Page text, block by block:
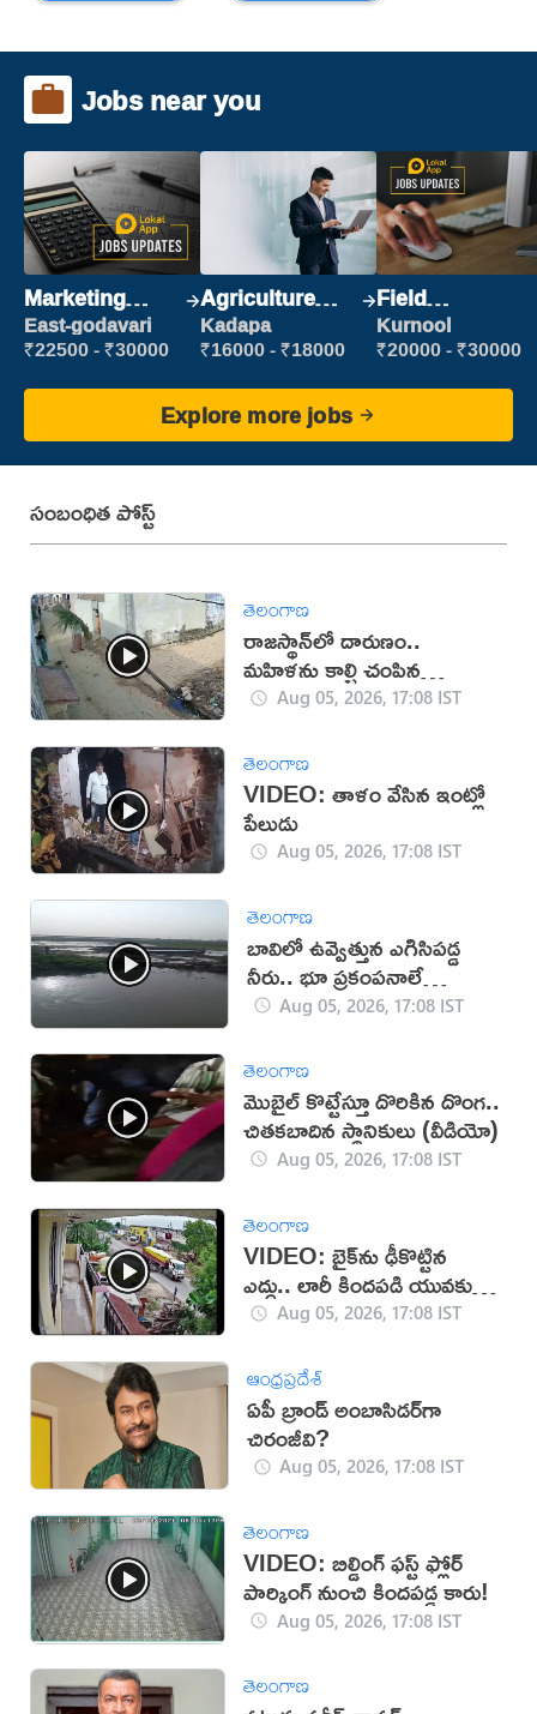
Jobs near you
Marketing
Executive
East-godavari
₹22500 - ₹30000
Agriculture
Labour
Kadapa
₹16000 - ₹18000
Field
Marketing
Executive
Kurnool
₹20000 - ₹30000
Explore more jobs
సంబంధిత పోస్ట్
తెలంగాణ
రాజస్థాన్‌లో దారుణం..
మహిళను కాల్చి చంపిన
యువకుడు (వీడియో)
Aug 05, 2026, 17:08 IST
తెలంగాణ
VIDEO: తాళం వేసిన ఇంట్లో
పేలుడు
Aug 05, 2026, 17:08 IST
తెలంగాణ
బావిలో ఉవ్వెత్తున ఎగిసిపడ్డ
నీరు.. భూ ప్రకంపనాలే
కారణమా?
Aug 05, 2026, 17:08 IST
తెలంగాణ
మొబైల్ కొట్టేస్తూ దొరికిన దొంగ..
చితకబాదిన స్థానికులు (వీడియో)
Aug 05, 2026, 17:08 IST
తెలంగాణ
VIDEO: బైక్‌ను ఢీకొట్టిన
ఎద్దు.. లారీ కిందపడి యువకుడు
మృతి!Aug 05, 2026, 17:08 IST
ఆంధ్రప్రదేశ్
ఏపీ బ్రాండ్ అంబాసిడర్‌గా
చిరంజీవి?
Aug 05, 2026, 17:08 IST
తెలంగాణ
VIDEO: బిల్డింగ్ ఫస్ట్ ఫ్లోర్
పార్కింగ్ నుంచి కిందపడ్డ కారు!
Aug 05, 2026, 17:08 IST
తెలంగాణ